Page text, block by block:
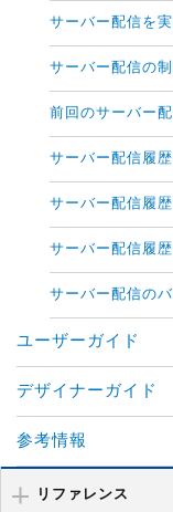
サーバー配信を
サーバー配信の
前回のサーバー
サーバー配信履
サーバー配信履
サーバー配信履
サーバー配信の
ユーザーガイド
デザイナーガイド
参考情報
リファレンス